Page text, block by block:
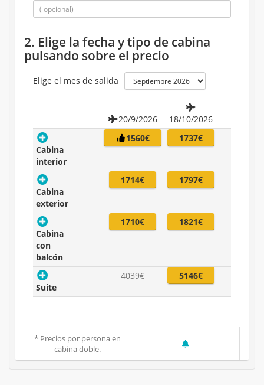
2. Elige la fecha y tipo de cabina
pulsando sobre el precio
Elige el mes de salida
20/9/2026 18/10/2026
Cabina
interior
1560€ 1737€
Cabina
exterior
1714€ 1797€
Cabina
con
balcón
1710€ 1821€
Suite
4039€ 5146€
* Precios por persona en
cabina doble.